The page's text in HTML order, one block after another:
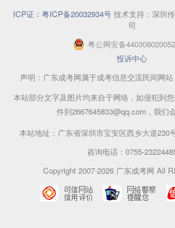
ICP证：粤ICP备20032934号技术支持：深圳
司
粤公网安备
投诉中心
声明：广东成考网属于成考信息交流民间网
本站部分文字及图片均来自于网络，如侵犯到
件到2667645833@qq.com，我们
本站地址：广东省深圳市宝安区西乡大道230
咨询电话：0755-
Copyright 2007-2026 广东成考网 All